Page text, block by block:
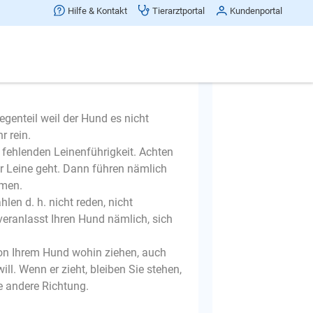
Hilfe & Kontakt Tierarztportal Kundenportal
Ja
weil der Hund es nicht
rein.
Leinenführigkeit. Achten
Leine geht. Dann führen nämlich
d. h. nicht reden, nicht
Ihren Hund nämlich, sich
Ihrem Hund wohin ziehen, auch
Wenn er zieht, bleiben Sie stehen,
andere Richtung.